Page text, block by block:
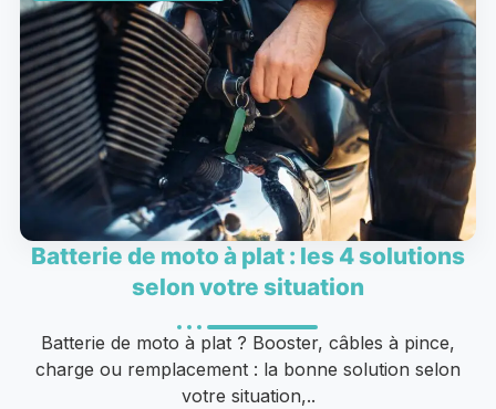
Batterie de moto à plat : les 4 solutions
selon votre situation
Batterie de moto à plat ? Booster, câbles à pince,
charge ou remplacement : la bonne solution selon
votre situation,..